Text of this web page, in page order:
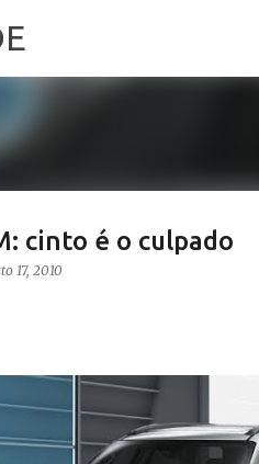
cinto é o culpado
17, 2010